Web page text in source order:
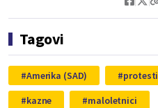
Tagovi
Amerika (SAD) protesti
kazne
maloletnici